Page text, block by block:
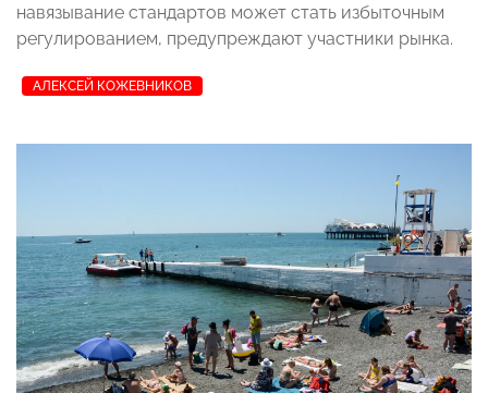
навязывание стандартов может стать избыточным
регулированием, предупреждают участники рынка.
АЛЕКСЕЙ КОЖЕВНИКОВ